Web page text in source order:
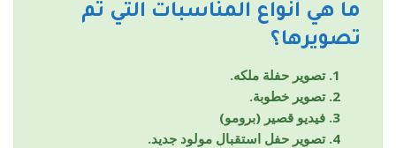
ما هي أنواع المناسبات التي تم
تصويرها؟
تصوير حفلة ملكه.
تصوير خطوبة.
فيديو قصير (برومو)
تصوير حفل استقبال مولود جديد.